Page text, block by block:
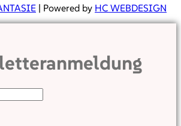
| Powered by HC WEBDESIGN